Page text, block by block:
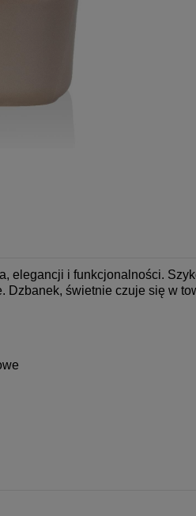
elegancji i funkcjonalności.
Dzbanek, świetnie czuje się w